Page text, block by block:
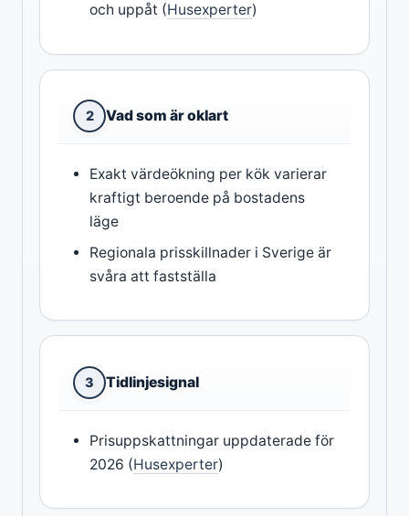
och uppåt (Husexperter)
2 Vad som är oklart
Exakt värdeökning per kök varierar
kraftigt beroende på bostadens
läge
Regionala prisskillnader i Sverige är
svåra att fastställa
3 Tidlinjesignal
Prisuppskattningar uppdaterade för
2026 (Husexperter)